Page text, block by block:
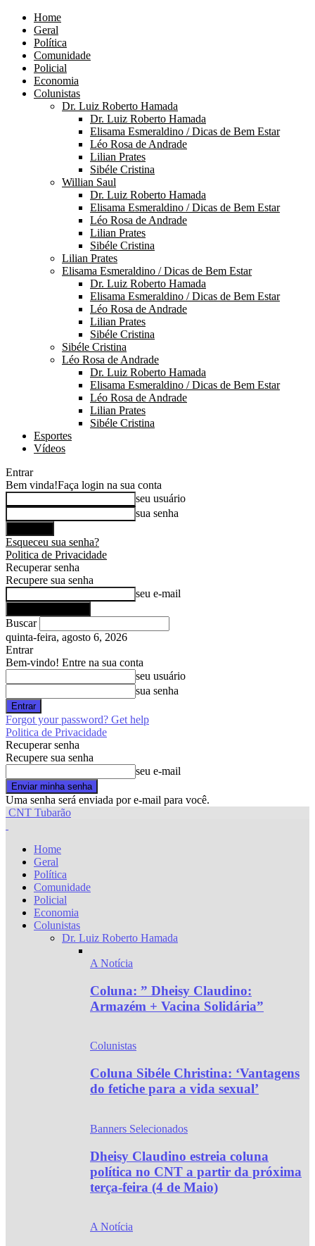
Home
Geral
Política
Comunidade
Policial
Economia
Colunistas
Dr. Luiz Roberto Hamada
Dr. Luiz Roberto Hamada
Elisama Esmeraldino / Dicas de Bem Estar
Léo Rosa de Andrade
Lilian Prates
Sibéle Cristina
Willian Saul
Dr. Luiz Roberto Hamada
Elisama Esmeraldino / Dicas de Bem Estar
Léo Rosa de Andrade
Lilian Prates
Sibéle Cristina
Lilian Prates
Elisama Esmeraldino / Dicas de Bem Estar
Dr. Luiz Roberto Hamada
Elisama Esmeraldino / Dicas de Bem Estar
Léo Rosa de Andrade
Lilian Prates
Sibéle Cristina
Sibéle Cristina
Léo Rosa de Andrade
Dr. Luiz Roberto Hamada
Elisama Esmeraldino / Dicas de Bem Estar
Léo Rosa de Andrade
Lilian Prates
Sibéle Cristina
Esportes
Vídeos
Entrar
Bem vinda!Faça login na sua conta
seu usuário
sua senha
Esqueceu sua senha?
Politica de Privacidade
Recuperar senha
Recupere sua senha
seu e-mail
Buscar
quinta-feira, agosto 6, 2026
Entrar
Bem-vindo! Entre na sua conta
seu usuário
sua senha
Forgot your password? Get help
Politica de Privacidade
Recuperar senha
Recupere sua senha
seu e-mail
Uma senha será enviada por e-mail para você.
CNT Tubarão
Home
Geral
Política
Comunidade
Policial
Economia
Colunistas
Dr. Luiz Roberto Hamada
A Notícia
Coluna: ” Dheisy Claudino:
Armazém + Vacina Solidária”
Colunistas
Coluna Sibéle Christina: ‘Vantagens
do fetiche para a vida sexual’
Banners Selecionados
Dheisy Claudino estreia coluna
política no CNT a partir da próxima
terça-feira (4 de Maio)
A Notícia